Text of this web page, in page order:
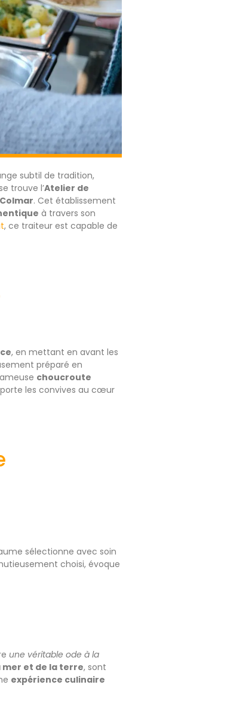
subtil de tradition,
trouve l’Atelier de
Colmar. Cet établissement
à travers son
, ce traiteur est capable de
, en mettant en avant les
préparé en
choucroute
les convives au cœur
sélectionne avec soin
choisi, évoque
une véritable ode à la
et de la terre, sont
expérience culinaire